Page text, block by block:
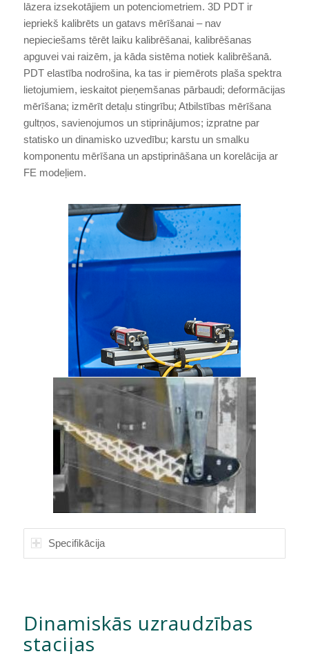
lāzera izsekotājiem un potenciometriem. 3D PDT ir
iepriekš kalibrēts un gatavs mērīšanai – nav
nepieciešams tērēt laiku kalibrēšanai, kalibrēšanas
apguvei vai raizēm, ja kāda sistēma notiek kalibrēšanā.
PDT elastība nodrošina, ka tas ir piemērots plaša spektra
lietojumiem, ieskaitot pieņemšanas pārbaudi; deformācijas
mērīšana; izmērīt detaļu stingrību; Atbilstības mērīšana
gultņos, savienojumos un stiprinājumos; izpratne par
statisko un dinamisko uzvedību; karstu un smalku
komponentu mērīšana un apstiprināšana un korelācija ar
FE modeļiem.
Specifikācija
Dinamiskās uzraudzības
stacijas